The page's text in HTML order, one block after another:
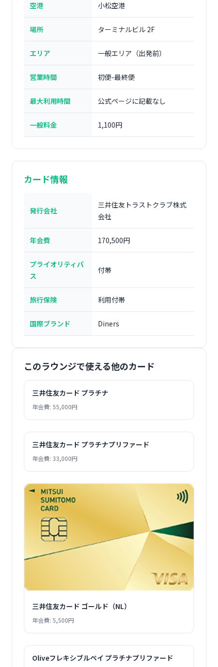
空港 小松空港
場所 ターミナルビル 2F
エリア 一般エリア（出発前）
営業時間 初便-最終便
最大利用時間 公式ページに記載なし
一般料金 1,100円
カード情報
発行会社
三井住友トラストクラブ株式
会社
年会費 170,500円
プライオリティパ
ス
付帯
旅行保険 利用付帯
国際ブランド Diners
このラウンジで使える他のカード
三井住友カード プラチナ
年会費: 55,000円
三井住友カード プラチナプリファード
年会費: 33,000円
三井住友カード ゴールド（NL）
年会費: 5,500円
Oliveフレキシブルペイ プラチナプリファード